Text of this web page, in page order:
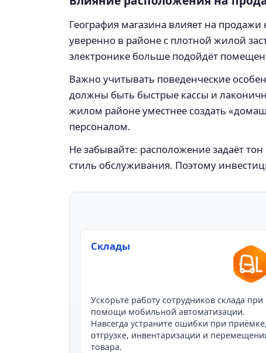
География магазина влияет на
уверенно в районе с плотной жилой
электронике больше подойдёт
Важно учитывать поведенческие
должны быть быстрые кассы и
жилом районе уместнее создать
персоналом.
Не забывайте: расположение задаёт
стиль обслуживания. Поэтому
Склады
Ускорьте работу сотрудников склада при
помощи мобильной автоматизации.
Навсегда устраните ошибки при приёмке,
отгрузке, инвентаризации и
товара.